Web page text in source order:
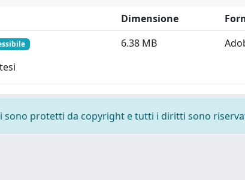
Dimensione
6.38 MB
sono protetti da copyright e tutti i diritti sono